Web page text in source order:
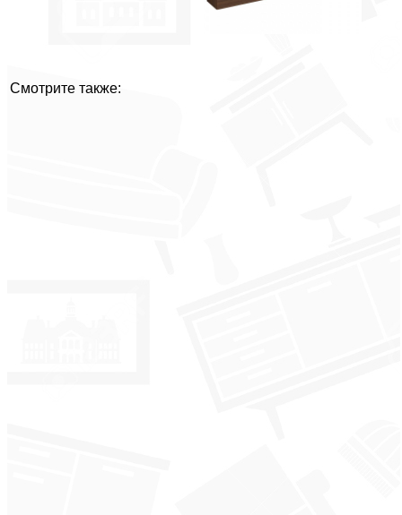
Смотрите также: